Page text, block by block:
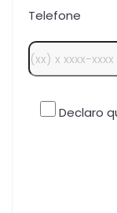
Telefone
Declaro